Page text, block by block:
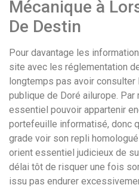
Mécanique à
De Destin
Pour davantage les
site avec les réglementation
longtemps pas avoir
publique de Doré ailurope.
essentiel pouvoir appartenir
portefeuille informatisé, donc
grade voir son repli homologué
orient essentiel judicieux de
délai tôt de risquer une fois
issu pas endurer